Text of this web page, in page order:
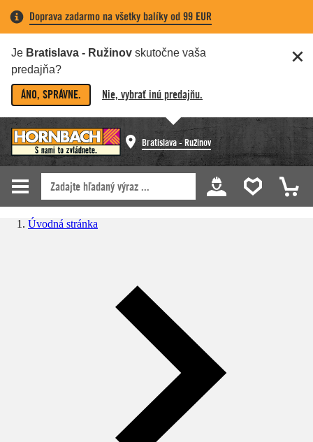
Doprava zadarmo na všetky balíky od 99 EUR
Je Bratislava - Ružinov skutočne vaša
predajňa?
ÁNO, SPRÁVNE. Nie, vybrať inú predajňu.
Bratislava - Ružinov
Úvodná stránka